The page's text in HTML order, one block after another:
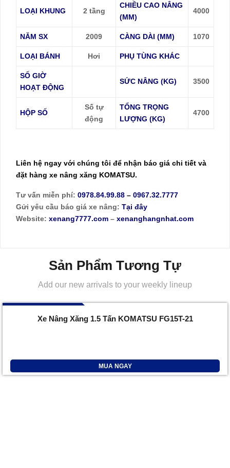
LOẠI KHUNG 2 tầng
CHIỀU CAO NÂNG
(MM)
4000
NĂM SX 2009 CÀNG DÀI (MM) 1070
LOẠI BÁNH Hơi PHỤ TÙNG KHÁC
SỐ GIỜ
HOẠT ĐỘNG
SỨC NÂNG (KG) 3500
HỘP SỐ
Số tự
động
TỔNG TRỌNG
LƯỢNG (KG)
4700
Liên hệ ngay với chúng tôi để nhận báo giá chi tiết và
đặt hàng xe nâng xăng KOMATSU.
Tư vấn miễn phí: 0978.84.99.88 – 0967.32.7777
Gửi yêu cầu báo giá xe nâng: Tại đây
Website: xenang7777.com – xenanghangnhat.com
Sản Phẩm Tương Tự
Add our new arrivals to your weekly lineup
Xe Nâng Xăng 1.5 Tấn KOMATSU FG15T-21
MUA NGAY